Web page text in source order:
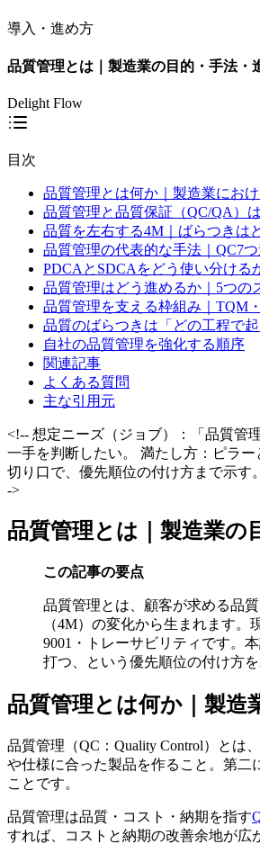
導入・進め方
品質管理とは｜製造業の目的・手法・
Delight Flow
目次
品質管理とは何か｜製造業にお
品質管理と品質保証（QC/QA）
品質を左右する4M｜ばらつきは
品質管理の代表的な手法｜QC7つ
PDCAとSDCAをどう使い分ける
品質管理はどう進めるか｜5つの
品質管理を支える枠組み｜TQM
品質のばらつきは「どの工程で
自社の品質管理を強化する順序
関連記事
よくある質問
主な引用元
<!-- 想定ニーズ（ジョブ）：「品質管
一手を判断したい。 満たし方：ピラ
切り口で、優先順位の付け方まで示す
->
品質管理とは｜製造業の
この記事の要点
品質管理とは、顧客が求める品
（4M）の変化から生まれます
9001・トレーサビリティです。
打つ、という優先順位の付け方
品質管理とは何か｜製造
品質管理（QC：Quality Control）とは
や仕様に合った製品を作ること。第二
ことです。
品質管理は品質・コスト・納期を指す
すれば、コストと納期の改善余地が広